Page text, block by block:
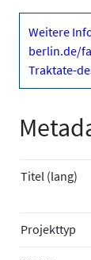
Weitere
berlin.de/
Traktate-
Titel (lang)
Projekttyp